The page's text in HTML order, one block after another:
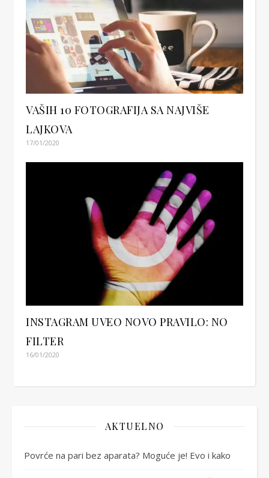
VAŠIH 10 FOTOGRAFIJA SA NAJVIŠE
LAJKOVA
17/01/2020
INSTAGRAM UVEO NOVO PRAVILO: NO
FILTER
16/01/2020
AKTUELNO
Povrće na pari bez aparata? Moguće je! Evo i kako